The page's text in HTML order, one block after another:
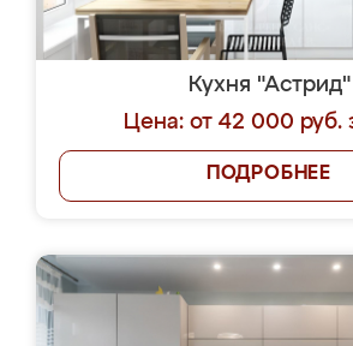
Кухня "Астрид"
Цена: от 42 000 руб.
ПОДРОБНЕЕ